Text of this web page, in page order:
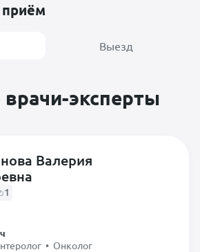
приём
Выезд
эксперты
Валерия
1
• Онколог